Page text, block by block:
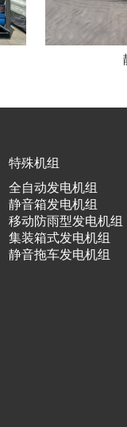
特殊机组
全自动发电机组
静音箱发电机组
移动防雨型发电机组
集装箱式发电机组
静音拖车发电机组